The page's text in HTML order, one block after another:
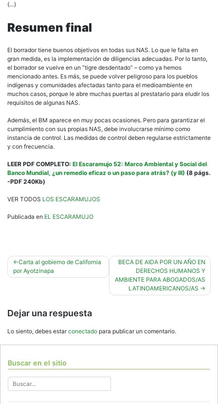
(…)
Resumen final
El borrador tiene buenos objetivos en todas sus NAS. Lo que le falta en
gran medida, es la implementación de diligencias adecuadas. Por lo tanto,
el borrador se vuelve en un “tigre desdentado” – como ya hemos
mencionado antes. Es más, se puede volver peligroso para los pueblos
indígenas y comunidades afectadas tanto para el medioambiente en
muchos casos, porque le abre muchas puertas al prestatario para eludir los
requisitos de algunas NAS.
Además, el BM aparece en muy pocas ocasiones. Pero para garantizar el
cumplimiento con sus propias NAS, debe involucrarse mínimo como
instancia de control. Las medidas de control deben regularse estrictamente
y con frecuencia.
LEER PDF COMPLETO: El Escaramujo 52: Marco Ambiental y Social del
Banco Mundial, ¿un remedio eficaz o un paso para atrás? (y III) (8 págs.
-PDF 240Kb)
VER TODOS LOS ESCARAMUJOS
Publicada en EL ESCARAMUJO
Navegación
de
Carta al gobierno de California
por Ayotzinapa
BECA DE AIDA POR UN AÑO EN
DERECHOS HUMANOS Y
AMBIENTE PARA ABOGADOS/AS
LATINOAMERICANOS/AS
Dejar una respuesta
Lo siento, debes estarconectado para publicar un comentario.
Buscar en el sitio